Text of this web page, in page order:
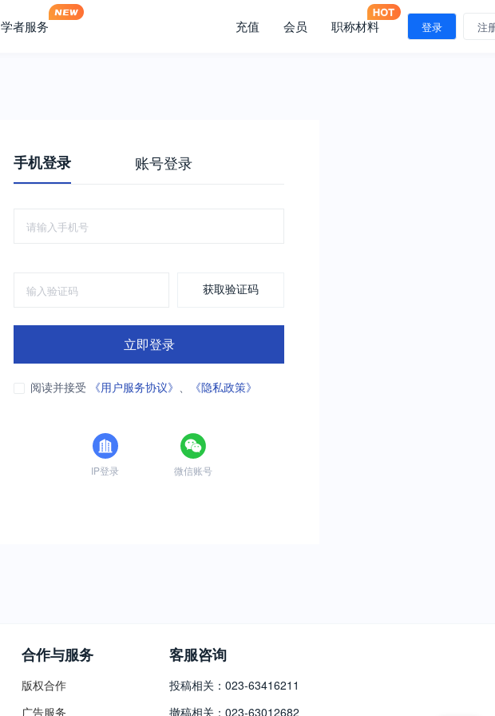
学者服务 充值 会员 职称材料 登录 注
手机登录 账号登录
获取验证码
立即登录
阅读并接受 《用户服务协议》 、 《隐私政策》
IP登录 微信账号
合作与服务
版权合作
广告服务
客服咨询
投稿相关：023-63416211
撤稿相关：023-63012682